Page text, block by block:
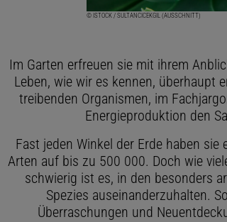
© ISTOCK / SULTANCICEKGIL (AUSSCHNITT)
Im Garten erfreuen sie mit ihrem
Leben, wie wir es kennen, überhaupt
treibenden Organismen, im
Energieproduktion den
Fast jeden Winkel der Erde haben
Arten auf bis zu 500 000. Doch wie
schwierig ist es, in den besonders
Spezies auseinanderzuhalten.
Überraschungen und